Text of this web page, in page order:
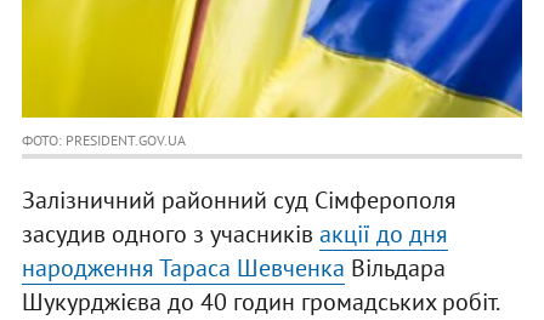
ФОТО: PRESIDENT.GOV.UA
Залізничний районний суд Сімферополя
засудив одного з учасників акції до дня
народження Тараса Шевченка Вільдара
Шукурджієва до 40 годин громадських робіт.